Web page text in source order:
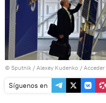
© Sputnik / Alexey Kudenko /
Síguenos en